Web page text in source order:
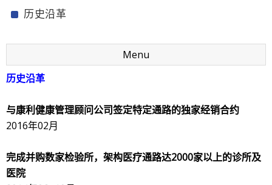
历史沿革
Menu
历史沿革
与康利健康管理顾问公司签定特定通路的独家经销合约
2016年02月
完成并购数家检验所，架构医疗通路达2000家以上的诊所及
医院